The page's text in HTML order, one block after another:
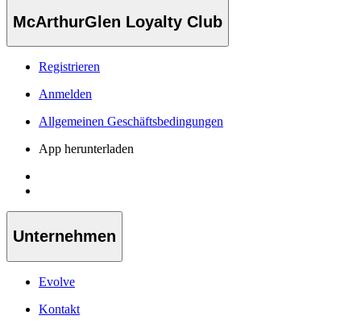
McArthurGlen Loyalty Club
Registrieren
Anmelden
Allgemeinen Geschäftsbedingungen
App herunterladen
Unternehmen
Evolve
Kontakt